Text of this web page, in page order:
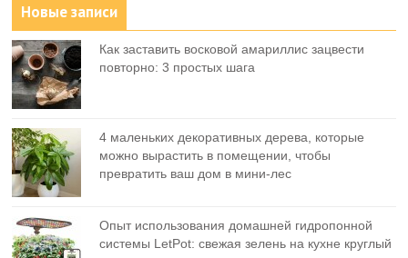
Новые записи
Как заставить восковой амариллис зацвести
повторно: 3 простых шага
4 маленьких декоративных дерева, которые
можно вырастить в помещении, чтобы
превратить ваш дом в мини-лес
Опыт использования домашней гидропонной
системы LetPot: свежая зелень на кухне круглый